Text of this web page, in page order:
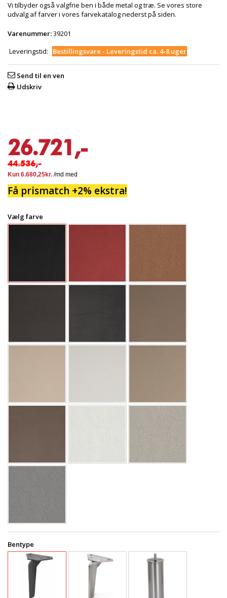
Vi tilbyder også valgfrie ben i både metal og træ. Se vores store
udvalg af farver i vores farvekatalog nederst på siden.
Varenummer:39201
Leveringstid:
Bestillingsvare - Leveringstid ca. 4-8 uger
Send til en ven
Udskriv
26.721,-
44.536,-
Få prismatch +2% ekstra!
Vælg farve
Bentype